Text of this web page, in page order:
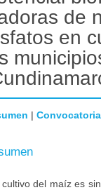
de
en
| Convocatoria
cultivo del maíz es